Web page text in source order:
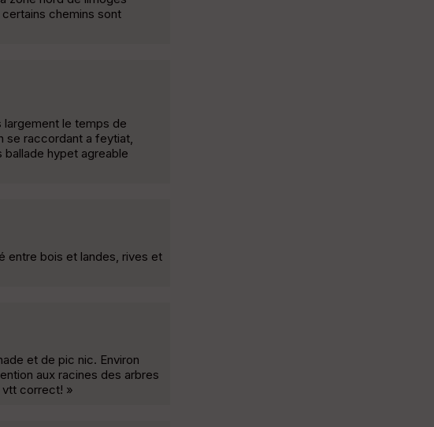
chemins sont
le temps de
se raccordant a feytiat,
hypet agreable
entre bois et landes, rives et
et de pic nic. Environ
aux racines des arbres
vtt correct! »